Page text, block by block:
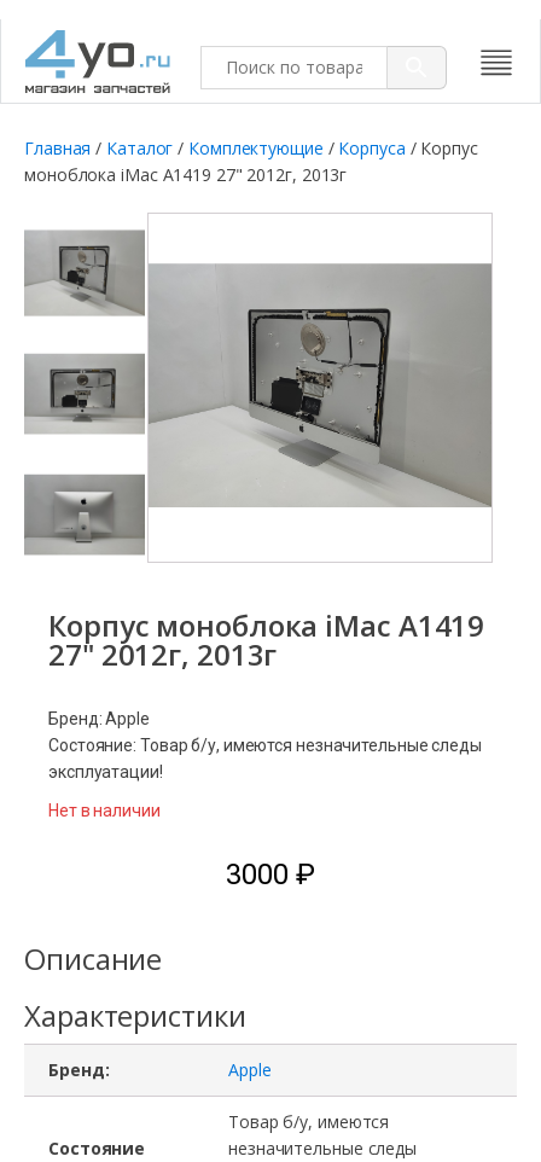
Главная / Каталог / Комплектующие / Корпуса / Корпус
моноблока iMac A1419 27" 2012г, 2013г
Корпус моноблока iMac A1419
27" 2012г, 2013г
Бренд: Apple
Состояние: Товар б/у, имеются незначительные следы
эксплуатации!
Нет в наличии
3000 ₽
Описание
Характеристики
Бренд: Apple
Состояние
Товар б/у, имеются
незначительные следы